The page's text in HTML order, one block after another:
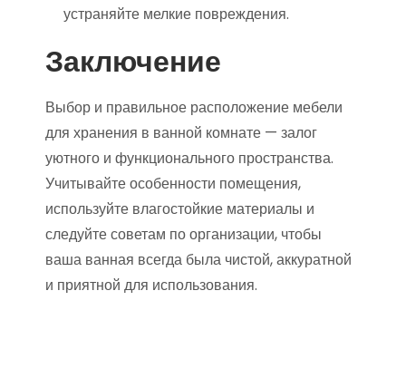
устраняйте мелкие повреждения.
Заключение
Выбор и правильное расположение мебели
для хранения в ванной комнате — залог
уютного и функционального пространства.
Учитывайте особенности помещения,
используйте влагостойкие материалы и
следуйте советам по организации, чтобы
ваша ванная всегда была чистой, аккуратной
и приятной для использования.